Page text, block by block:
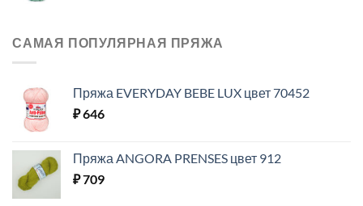
САМАЯ ПОПУЛЯРНАЯ ПРЯЖА
Пряжа EVERYDAY BEBE LUX цвет 70452
₽646
Пряжа ANGORA PRENSES цвет 912
₽709